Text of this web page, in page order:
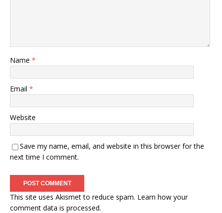
Name *
Email *
Website
Save my name, email, and website in this browser for the
next time I comment.
This site uses Akismet to reduce spam. Learn how your
comment data is processed.